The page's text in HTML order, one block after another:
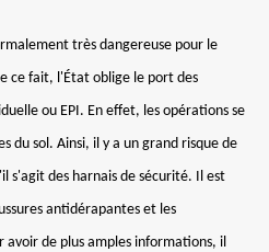
très dangereuse pour le
ce fait, l'État oblige le port des
ou EPI. En effet, les opérations se
du sol. Ainsi, il y a un grand risque de
s'agit des harnais de sécurité. Il est
antidérapantes et les
avoir de plus amples informations, il